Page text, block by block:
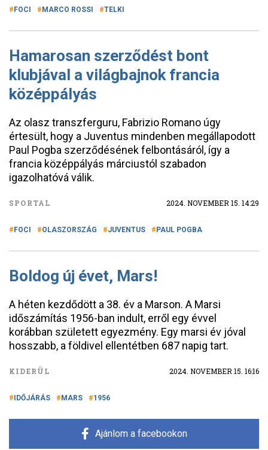
FOCI MARCO ROSSI TELKI
Hamarosan szerződést bont
klubjával a világbajnok francia
középpályás
Az olasz transzferguru, Fabrizio Romano úgy
értesült, hogy a Juventus mindenben megállapodott
Paul Pogba szerződésének felbontásáról, így a
francia középpályás márciustól szabadon
igazolhatóvá válik.
SPORTAL 2024. NOVEMBER 15. 14:29
FOCI OLASZORSZÁG JUVENTUS PAUL POGBA
Boldog új évet, Mars!
A héten kezdődött a 38. év a Marson. A Marsi
időszámítás 1956-ban indult, erről egy évvel
korábban született egyezmény. Egy marsi év jóval
hosszabb, a földivel ellentétben 687 napig tart.
KIDERÜL 2024. NOVEMBER 15. 16:16
IDŐJÁRÁS MARS 1956
Ajánlom a facebookon